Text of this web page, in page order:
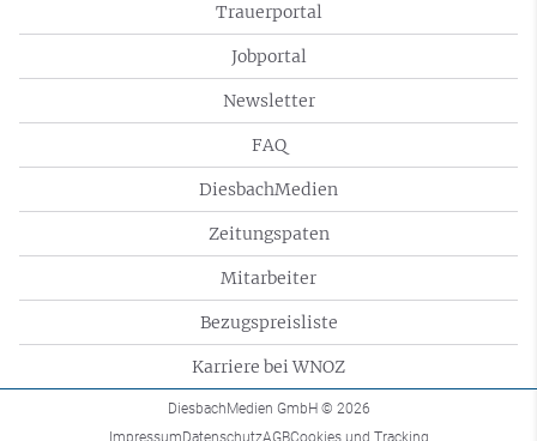
Trauerportal
Jobportal
Newsletter
FAQ
DiesbachMedien
Zeitungspaten
Mitarbeiter
Bezugspreisliste
Karriere bei WNOZ
DiesbachMedien GmbH © 2026